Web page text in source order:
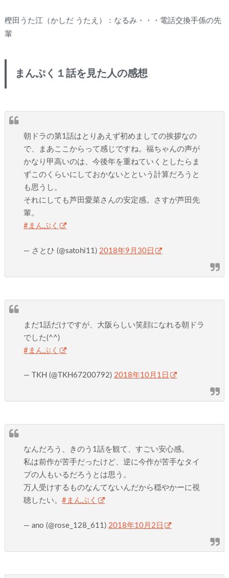
樫田うた江（かしだ うたえ）：なるみ・・・電話交換手係の先
輩
まんぷく１話を見た人の感想
朝ドラの第1話はとりあえず初めましての挨拶なの
で、まあここからって感じですね。福ちゃんの声が
かなり甲高いのは、今後年を重ねていくとしたらま
ずこのくらいにしておかないとという計算だろうと
も思うし。
それにしても芦田愛菜さんの安定感。さすが芦田先
輩。
#まんぷく
— さとひ (@satohi11) 2018年9月30日
まだ1話だけですが、大阪らしい笑顔になれる朝ドラ
でした(^^)
#まんぷく
— TKH (@TKH67200792)2018年10月1日
なんだろう、きのう1話を観て、すごい安心感。
私は前作が苦手だったけど、逆に今作が苦手なタイ
プの人もいるだろうとは思う。
万人受けするものなんてないんだから穏やかーに視
聴したい。#まんぷく
— ano (@rose_128_611) 2018年10月2日